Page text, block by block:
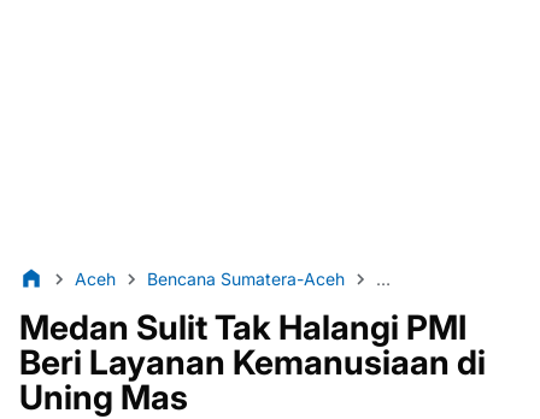
Aceh Bencana Sumatera-Aceh Berita Bener Meriah
Medan Sulit Tak Halangi PMI
Beri Layanan Kemanusiaan di
Uning Mas